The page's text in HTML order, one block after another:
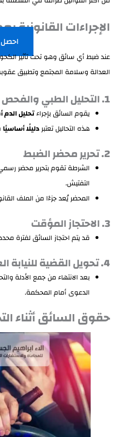
الإجراءات القانونية
عند ضبط أي سائق وهو تحت تأثير
العدالة وسلامة المجتمع وتطبيق
1. التحليل الطبي والفحص
يقوم السائق بإجراءتحليل
هذه التحاليل تعتبردليلًا أساسيًا
2. تحرير محضر الضبط
الشرطة تقوم بتحرير محضر
التفتيش.
المحضر يُعد جزءًا من الملف
3. الاحتجاز المؤقت
قد يتم احتجاز السائق لفترة
4. تحويل القضية للنيابة العامة
بعد الانتهاء من جمع الأدلة
الدعوى أمام المحكمة.
حقوق السائق أثناء